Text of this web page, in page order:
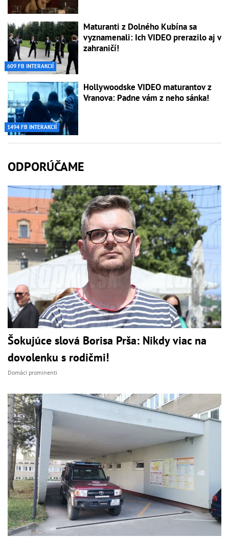
609 FB INTERAKCIÍ
Maturanti z Dolného Kubína sa
vyznamenali: Ich VIDEO prerazilo aj v
zahraničí!
1494 FB INTERAKCIÍ
Hollywoodske VIDEO maturantov z
Vranova: Padne vám z neho sánka!
ODPORÚČAME
Šokujúce slová Borisa Prša: Nikdy viac na
dovolenku s rodičmi!
Domáci prominenti